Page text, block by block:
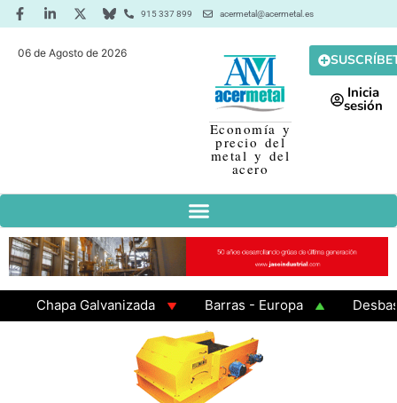
915 337 899 acermetal@acermetal.es
06 de Agosto de 2026
Economía y
precio del
metal y del
acero
Inicia
sesión
Chapa Galvanizada Barras - Europa
Desbaste -
GAMA 3 - Cuadrados 200x200x8